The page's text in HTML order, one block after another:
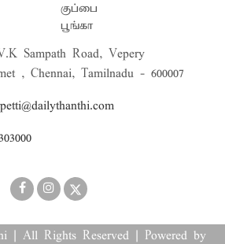
குப்பை
பூங்கா
Sampath Road, Vepery
, Chennai, Tamilnadu - 600007
| All Rights Reserved | Powered by